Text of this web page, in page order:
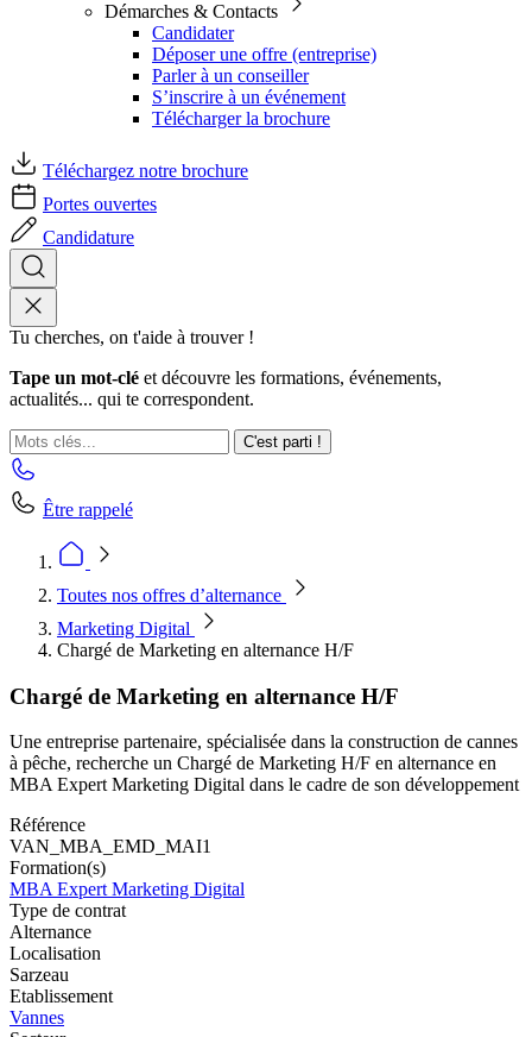
Démarches & Contacts
Candidater
Déposer une offre (entreprise)
Parler à un conseiller
S’inscrire à un événement
Télécharger la brochure
Téléchargez notre brochure
Portes ouvertes
Candidature
Tu cherches, on t'aide à trouver !
Tape un mot-clé et découvre les formations, événements,
actualités... qui te correspondent.
C'est parti !
Être rappelé
Toutes nos offres d’alternance
Marketing Digital
Chargé de Marketing en alternance H/F
Chargé de Marketing en alternance H/F
Une entreprise partenaire, spécialisée dans la construction de cannes
à pêche, recherche un Chargé de Marketing H/F en alternance en
MBA Expert Marketing Digital dans le cadre de son développement
Référence
VAN_MBA_EMD_MAI1
Formation(s)
MBA Expert Marketing Digital
Type de contrat
Alternance
Localisation
Sarzeau
Etablissement
Vannes